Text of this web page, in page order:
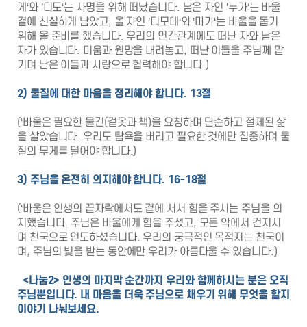
게‘와 ’디도‘는 사명을 위해 떠났습니다. 남은 자인 ’누가‘는 바울
곁에 신실하게 남았고, 올 자인 ’디모데‘와 ’마가‘는 바울을 돕기
위해 올 준비를 했습니다. 우리의 인간관계에도 떠난 자와 남은
자가 있습니다. 미움과 원망을 내려놓고, 떠난 이들을 주님께 맡
기며 남은 이들과 사랑으로 협력해야 합니다.)
2) 물질에 대한 마음을 정리해야 합니다. 13절
(‘바울은 필요한 물건(겉옷과 책)을 요청하며 단순하고 절제된 삶
을 살았습니다. 우리도 탐욕을 버리고 필요한 것에만 집중하며 물
질의 무게를 덜어야 합니다.)
3) 주님을 온전히 의지해야 합니다. 16-18절
(‘바울은 인생의 끝자락에서도 곁에 서서 힘을 주시는 주님을 의
지했습니다. 주님은 바울에게 힘을 주셨고, 모든 악에서 건지시
며 천국으로 인도하셨습니다. 우리의 궁극적인 목적지는 천국이
며, 주님의 빛을 받는 동안에만 우리가 아름다울 수 있습니다.)
<나눔2> 인생의 마지막 순간까지 우리와 함께하시는 분은 오직
주님뿐입니다. 내 마음을 더욱 주님으로 채우기 위해 무엇을 할지
이야기 나눠보세요.